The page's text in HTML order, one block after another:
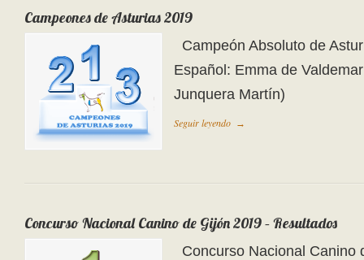
Campeones de Asturias 2019
Campeón Absoluto de
Español: Emma de
Junquera Martín)
Seguir leyendo →
Concurso Nacional Canino de Gijón 2019 – Resultados
Concurso Nacional